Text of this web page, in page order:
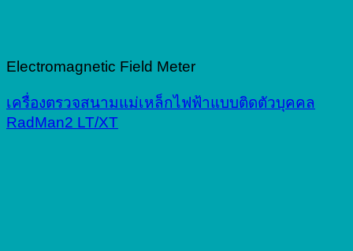
Electromagnetic Field Meter
เครื่องตรวจสนามแม่เหล็กไฟฟ้าแบบติดตัวบุคคล
RadMan2 LT/XT